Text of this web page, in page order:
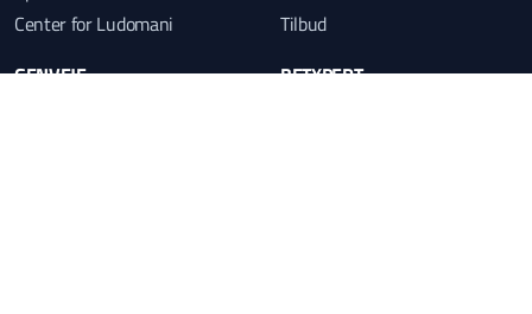
Center for Ludomani
Tilbud
GENVEJE
BETXPERT